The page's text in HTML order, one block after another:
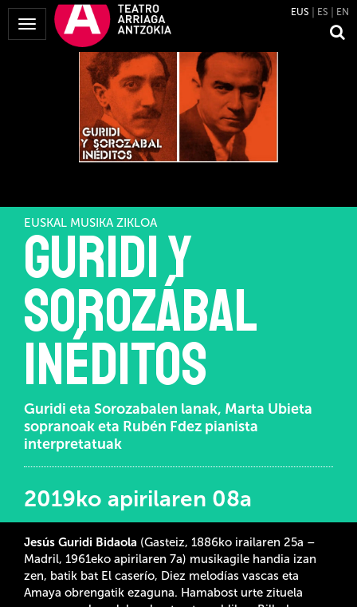
Menua
erakutsi
EUS ES EN
EUSKAL MUSIKA ZIKLOA
Guridi y
Sorozábal
inéditos
Guridi eta Sorozabalen lanak, Marta Ubieta
sopranoak eta Rubén Fdez pianista
interpretatuak
2019ko apirilaren 08a
Jesús Guridi Bidaola (Gasteiz, 1886ko irailaren 25a –
Madril, 1961eko apirilaren 7a) musikagile handia izan
zen, batik bat El caserío, Diez melodías vascas eta
Amaya obrengatik ezaguna. Hamabost urte zituela